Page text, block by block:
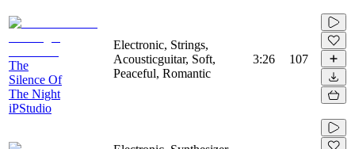
The
Silence Of
The Night
iPStudio
Electronic, Strings,
Acousticguitar, Soft,
Peaceful, Romantic
3:26 107